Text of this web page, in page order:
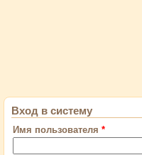
Вход в систему
Имя пользователя *